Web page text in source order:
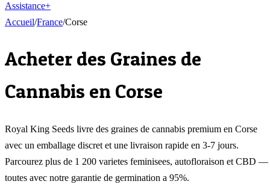
Assistance+
Accueil/France/Corse
Acheter des Graines de
Cannabis en Corse
Royal King Seeds livre des graines de cannabis premium en Corse
avec un emballage discret et une livraison rapide en 3-7 jours.
Parcourez plus de 1 200 varietes feminisees, autofloraison et CBD —
toutes avec notre garantie de germination a 95%.